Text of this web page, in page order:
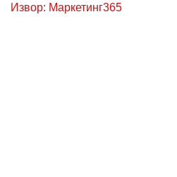
Извор: Маркетинг365